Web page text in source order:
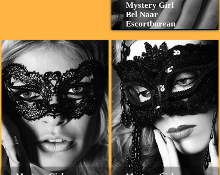
Mystery Girl
Bel Naar
Escortbureau